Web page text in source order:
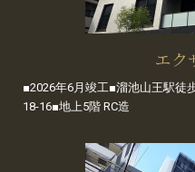
エク
■2026年6月竣工■溜池山王駅徒
18-16■地上5階 RC造